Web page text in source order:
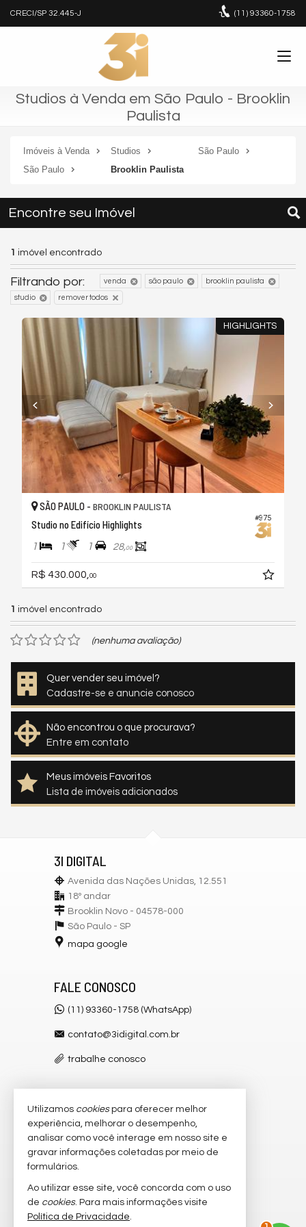
CRECI/SP 32.445-J (11) 93360-1758
Studios à Venda em São Paulo - Brooklin
Paulista
Imóveis à Venda Studios
São Paulo
São Paulo
Brooklin Paulista
Encontre seu Imóvel
1 imóvel encontrado
Filtrando por: venda são paulo brooklin paulista
studio remover todos
HIGHLIGHTS
#975
SÃO PAULO - BROOKLIN PAULISTA
Studio no Edifício Highlights
1 1 1 28,00
R$ 430.000, 00
1 imóvel encontrado
(nenhuma avaliação)
Quer vender seu imóvel?
Cadastre-se e anuncie conosco
Não encontrou o que procurava?
Entre em contato
Meus imóveis Favoritos
Lista de imóveis adicionados
3I DIGITAL
Avenida das Nações Unidas, 12.551
18º andar
Brooklin Novo - 04578-000
São Paulo - SP
mapa google
FALE CONOSCO
(11) 93360-1758 (WhatsApp)
contato@3idigital.com.br
trabalhe conosco
VEJA MAIS
receba nosso newsletter
imóveis favoritos
mapa de imóveis
Utilizamos cookiespara oferecer melhor
experiência, melhorar o desempenho,
analisar como você interage em nosso site e
gravar informações coletadas por meio de
formulários.
Ao utilizar esse site, você concorda com o uso
de cookies. Para mais informações visite
Política de Privacidade.